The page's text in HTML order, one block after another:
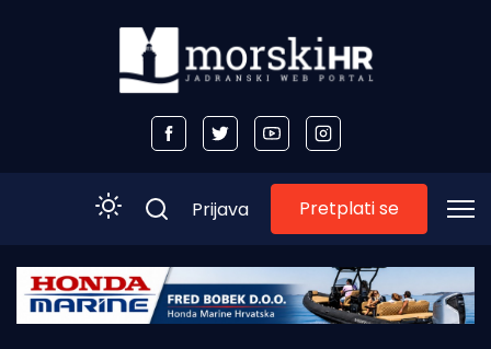
Početna
Prijava Pretplati se